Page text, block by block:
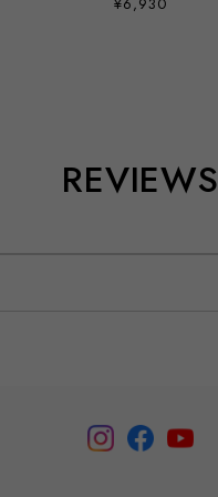
REVIEWS